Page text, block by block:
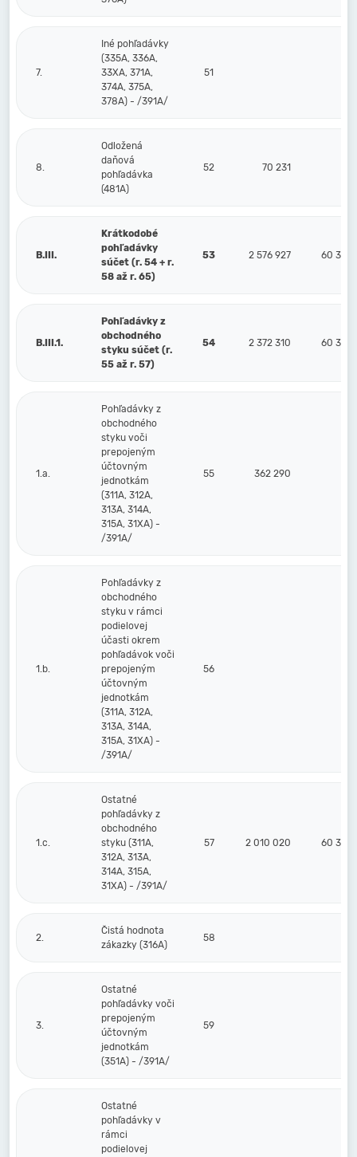
7.
Iné pohľadávky
(335A, 336A,
33XA, 371A,
374A, 375A,
378A) - /391A/
51
8.
Odložená
daňová
pohľadávka
(481A)
52 70 231
B.III.
Krátkodobé
pohľadávky
súčet (r. 54 + r.
58 až r. 65)
53 2 576 927 60 383
B.III.1.
Pohľadávky z
obchodného
styku súčet (r.
55 až r. 57)
54 2 372 310 60 383
1.a.
Pohľadávky z
obchodného
styku voči
prepojeným
účtovným
jednotkám
(311A, 312A,
313A, 314A,
315A, 31XA) -
/391A/
55 362 290
1.b.
Pohľadávky z
obchodného
styku v rámci
podielovej
účasti okrem
pohľadávok voči
prepojeným
účtovným
jednotkám
(311A, 312A,
313A, 314A,
315A, 31XA) -
/391A/
56
1.c.
Ostatné
pohľadávky z
obchodného
styku (311A,
312A, 313A,
314A, 315A,
31XA) - /391A/
57 2 010 020 60 383
2.
Čistá hodnota
zákazky (316A)
58
3.
Ostatné
pohľadávky voči
prepojeným
účtovným
jednotkám
(351A) - /391A/
59
Ostatné
pohľadávky v
rámci
podielovej